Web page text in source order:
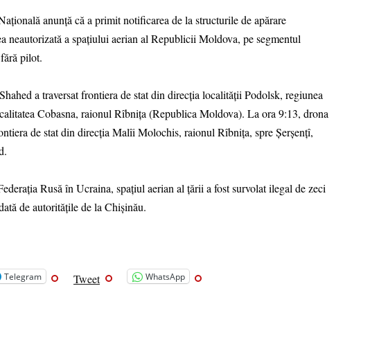
anunță că a primit notificarea de la structurile de apărare
neautorizată a spațiului aerian al Republicii Moldova, pe segmentul
pilot.
a traversat frontiera de stat din direcția localității Podolsk, regiunea
Cobasna, raionul Rîbnița (Republica Moldova). La ora 9:13, drona
de stat din direcția Malîi Molochis, raionul Rîbnița, spre Șerșențî,
Rusă în Ucraina, spațiul aerian al țării a fost survolat ilegal de zeci
de autoritățile de la Chișinău.
Telegram Tweet WhatsApp